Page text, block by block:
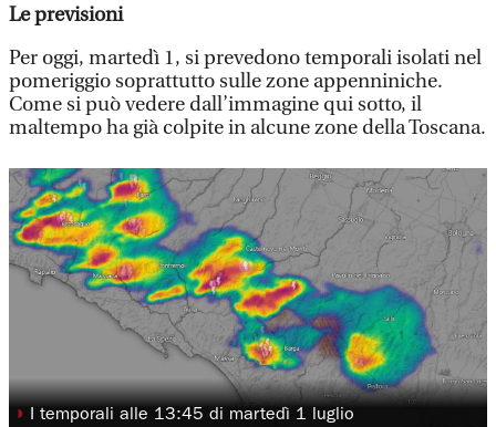
Le previsioni
Per oggi, martedì 1, si prevedono temporali isolati nel
pomeriggio soprattutto sulle zone appenniniche.
Come si può vedere dall’immagine qui sotto, il
maltempo ha già colpite in alcune zone della Toscana.
◗ I temporali alle 13:45 di martedì 1 luglio